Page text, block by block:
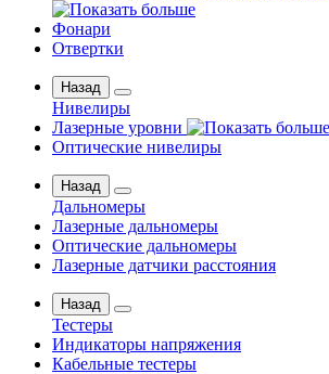
Фонари
Отвертки
Назад
Нивелиры
Лазерные уровни
Оптические нивелиры
Назад
Дальномеры
Лазерные дальномеры
Оптические дальномеры
Лазерные датчики расстояния
Назад
Тестеры
Индикаторы напряжения
Кабельные тестеры